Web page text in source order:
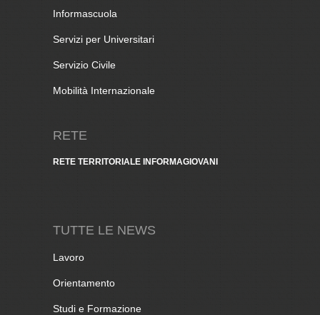
Informascuola
Servizi per Universitari
Servizio Civile
Mobilità Internazionale
RETE
RETE TERRITORIALE INFORMAGIOVANI
TUTTE LE NEWS
Lavoro
Orientamento
Studi e Formazione